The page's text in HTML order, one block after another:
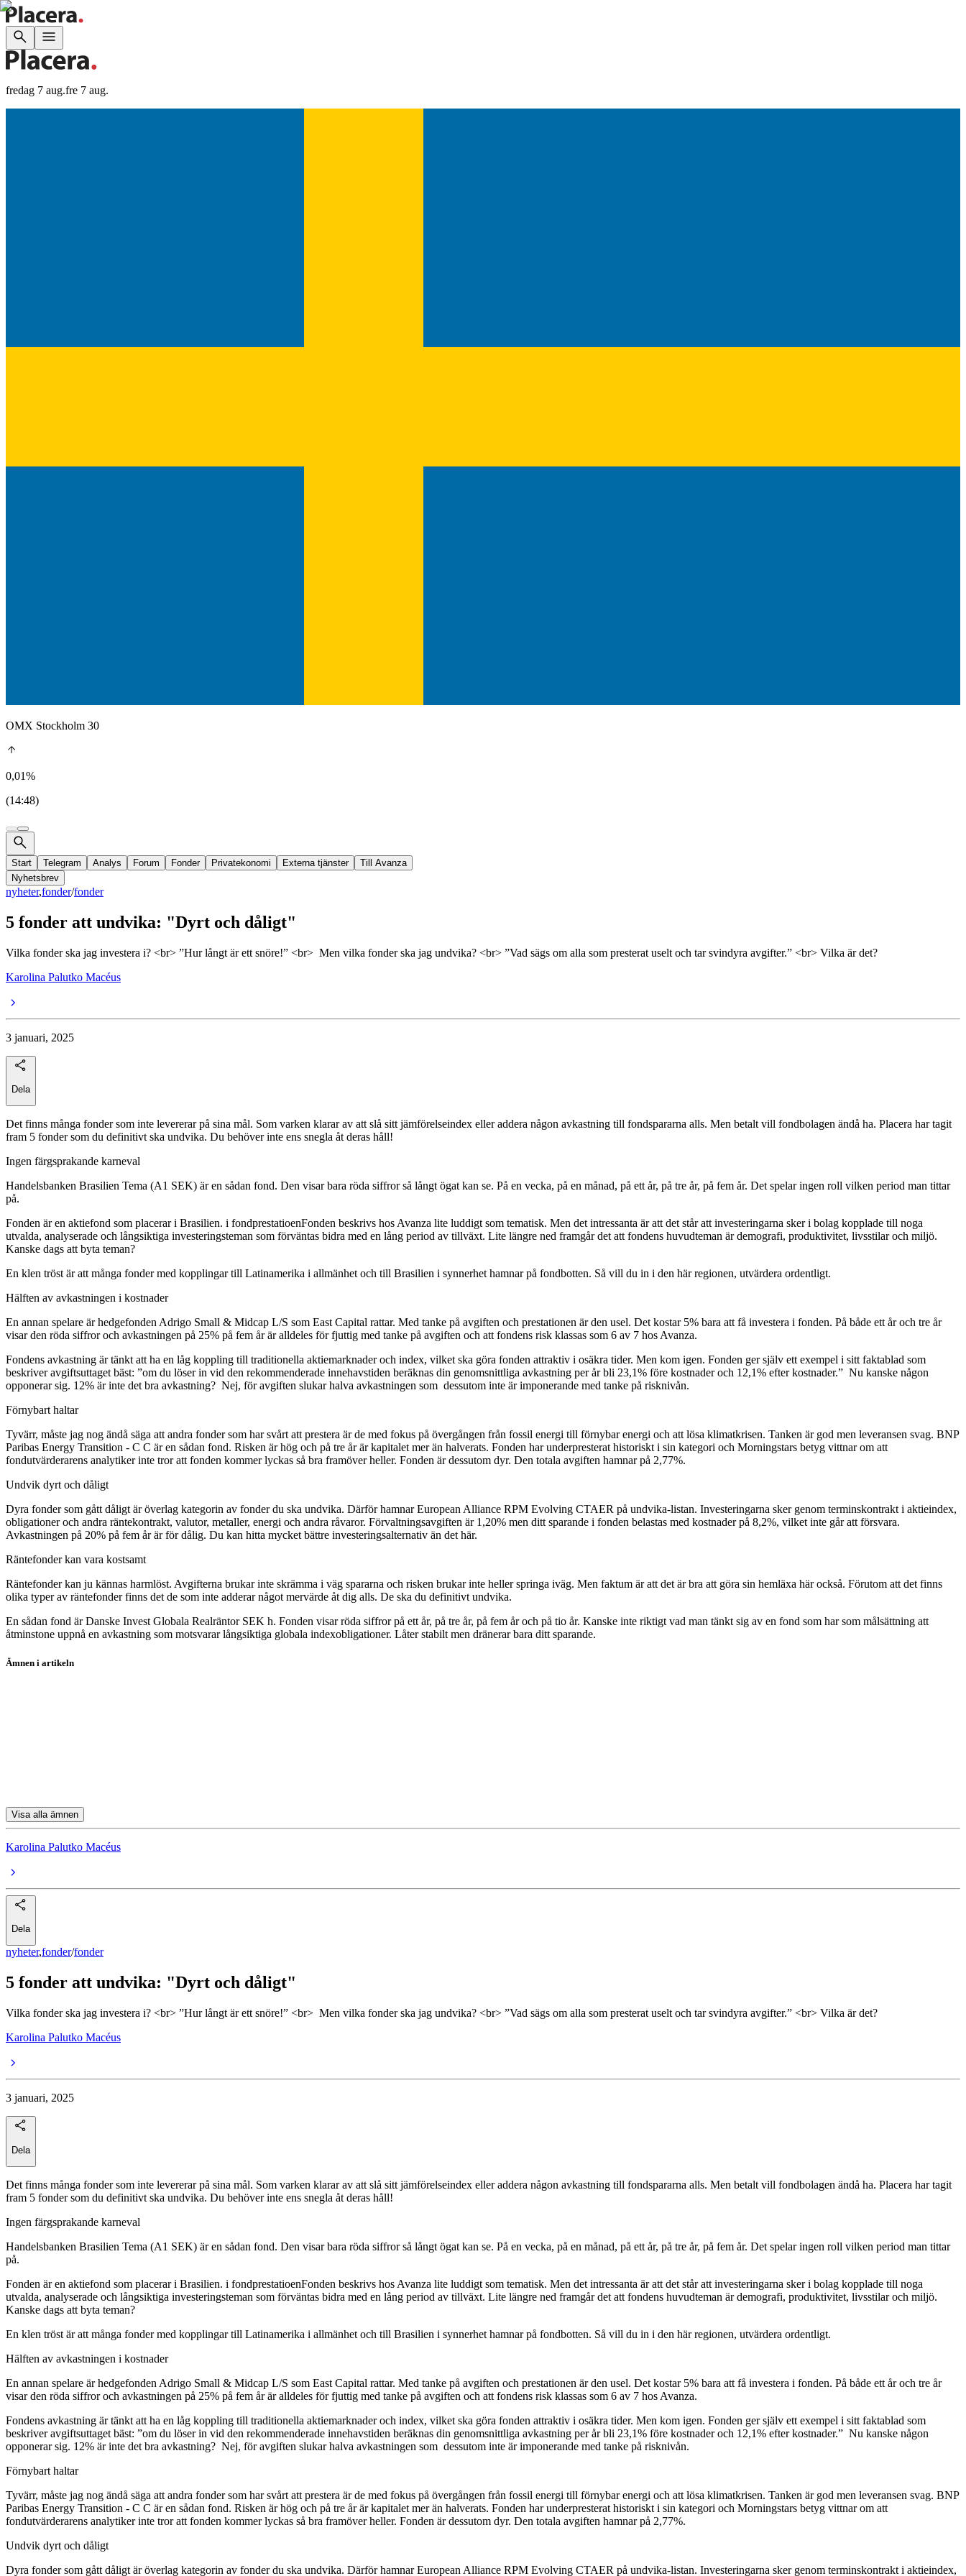
fredag 7 aug.fre 7 aug.
OMX Stockholm 30
0,01%
(14:48)
Start Telegram Analys Forum Fonder Privatekonomi Externa tjänster
Till Avanza
Nyhetsbrev
nyheter,fonder/fonder
5 fonder att undvika: "Dyrt och dåligt"
Vilka fonder ska jag investera i? <br> ”Hur långt är ett snöre!” <br> Men vilka fonder ska jag undvika? <br> ”Vad sägs om alla som presterat uselt och tar svindyra avgifter.” <br> Vilka är det?
Karolina Palutko Macéus
3 januari, 2025
Dela
Det finns många fonder som inte levererar på sina mål. Som varken klarar av att slå sitt jämförelseindex eller addera någon avkastning till fondspararna alls. Men betalt vill fondbolagen ändå ha. Placera har tagit
fram 5 fonder som du definitivt ska undvika. Du behöver inte ens snegla åt deras håll!
Ingen färgsprakande karneval
Handelsbanken Brasilien Tema (A1 SEK) är en sådan fond. Den visar bara röda siffror så långt ögat kan se. På en vecka, på en månad, på ett år, på tre år, på fem år. Det spelar ingen roll vilken period man tittar
på.
Fonden är en aktiefond som placerar i Brasilien. i fondprestatioenFonden beskrivs hos Avanza lite luddigt som tematisk. Men det intressanta är att det står att investeringarna sker i bolag kopplade till noga
utvalda, analyserade och långsiktiga investeringsteman som förväntas bidra med en lång period av tillväxt. Lite längre ned framgår det att fondens huvudteman är demografi, produktivitet, livsstilar och miljö.
Kanske dags att byta teman?
En klen tröst är att många fonder med kopplingar till Latinamerika i allmänhet och till Brasilien i synnerhet hamnar på fondbotten. Så vill du in i den här regionen, utvärdera ordentligt.
Hälften av avkastningen i kostnader
En annan spelare är hedgefonden Adrigo Small & Midcap L/S som East Capital rattar. Med tanke på avgiften och prestationen är den usel. Det kostar 5% bara att få investera i fonden. På både ett år och tre år
visar den röda siffror och avkastningen på 25% på fem år är alldeles för fjuttig med tanke på avgiften och att fondens risk klassas som 6 av 7 hos Avanza.
Fondens avkastning är tänkt att ha en låg koppling till traditionella aktiemarknader och index, vilket ska göra fonden attraktiv i osäkra tider. Men kom igen. Fonden ger själv ett exempel i sitt faktablad som
beskriver avgiftsuttaget bäst: ”om du löser in vid den rekommenderade innehavstiden beräknas din genomsnittliga avkastning per år bli 23,1% före kostnader och 12,1% efter kostnader.” Nu kanske någon
opponerar sig. 12% är inte det bra avkastning? Nej, för avgiften slukar halva avkastningen som dessutom inte är imponerande med tanke på risknivån.
Förnybart haltar
Tyvärr, måste jag nog ändå säga att andra fonder som har svårt att prestera är de med fokus på övergången från fossil energi till förnybar energi och att lösa klimatkrisen. Tanken är god men leveransen svag. BNP
Paribas Energy Transition - C C är en sådan fond. Risken är hög och på tre år är kapitalet mer än halverats. Fonden har underpresterat historiskt i sin kategori och Morningstars betyg vittnar om att
fondutvärderarens analytiker inte tror att fonden kommer lyckas så bra framöver heller. Fonden är dessutom dyr. Den totala avgiften hamnar på 2,77%.
Undvik dyrt och dåligt
Dyra fonder som gått dåligt är överlag kategorin av fonder du ska undvika. Därför hamnar European Alliance RPM Evolving CTAER på undvika-listan. Investeringarna sker genom terminskontrakt i aktieindex,
obligationer och andra räntekontrakt, valutor, metaller, energi och andra råvaror. Förvaltningsavgiften är 1,20% men ditt sparande i fonden belastas med kostnader på 8,2%, vilket inte går att försvara.
Avkastningen på 20% på fem år är för dålig. Du kan hitta mycket bättre investeringsalternativ än det här.
Räntefonder kan vara kostsamt
Räntefonder kan ju kännas harmlöst. Avgifterna brukar inte skrämma i väg spararna och risken brukar inte heller springa iväg. Men faktum är att det är bra att göra sin hemläxa här också. Förutom att det finns
olika typer av räntefonder finns det de som inte adderar något mervärde åt dig alls. De ska du definitivt undvika.
En sådan fond är Danske Invest Globala Realräntor SEK h. Fonden visar röda siffror på ett år, på tre år, på fem år och på tio år. Kanske inte riktigt vad man tänkt sig av en fond som har som målsättning att
åtminstone uppnå en avkastning som motsvarar långsiktiga globala indexobligationer. Låter stabilt men dränerar bara ditt sparande.
Ämnen i artikeln
Visa alla ämnen
Karolina Palutko Macéus
Dela
nyheter,fonder/fonder
5 fonder att undvika: "Dyrt och dåligt"
Vilka fonder ska jag investera i? <br> ”Hur långt är ett snöre!” <br> Men vilka fonder ska jag undvika? <br> ”Vad sägs om alla som presterat uselt och tar svindyra avgifter.” <br> Vilka är det?
Karolina Palutko Macéus
3 januari, 2025
Dela
Det finns många fonder som inte levererar på sina mål. Som varken klarar av att slå sitt jämförelseindex eller addera någon avkastning till fondspararna alls. Men betalt vill fondbolagen ändå ha. Placera har tagit
fram 5 fonder som du definitivt ska undvika. Du behöver inte ens snegla åt deras håll!
Ingen färgsprakande karneval
Handelsbanken Brasilien Tema (A1 SEK) är en sådan fond. Den visar bara röda siffror så långt ögat kan se. På en vecka, på en månad, på ett år, på tre år, på fem år. Det spelar ingen roll vilken period man tittar
på.
Fonden är en aktiefond som placerar i Brasilien. i fondprestatioenFonden beskrivs hos Avanza lite luddigt som tematisk. Men det intressanta är att det står att investeringarna sker i bolag kopplade till noga
utvalda, analyserade och långsiktiga investeringsteman som förväntas bidra med en lång period av tillväxt. Lite längre ned framgår det att fondens huvudteman är demografi, produktivitet, livsstilar och miljö.
Kanske dags att byta teman?
En klen tröst är att många fonder med kopplingar till Latinamerika i allmänhet och till Brasilien i synnerhet hamnar på fondbotten. Så vill du in i den här regionen, utvärdera ordentligt.
Hälften av avkastningen i kostnader
En annan spelare är hedgefonden Adrigo Small & Midcap L/S som East Capital rattar. Med tanke på avgiften och prestationen är den usel. Det kostar 5% bara att få investera i fonden. På både ett år och tre år
visar den röda siffror och avkastningen på 25% på fem år är alldeles för fjuttig med tanke på avgiften och att fondens risk klassas som 6 av 7 hos Avanza.
Fondens avkastning är tänkt att ha en låg koppling till traditionella aktiemarknader och index, vilket ska göra fonden attraktiv i osäkra tider. Men kom igen. Fonden ger själv ett exempel i sitt faktablad som
beskriver avgiftsuttaget bäst: ”om du löser in vid den rekommenderade innehavstiden beräknas din genomsnittliga avkastning per år bli 23,1% före kostnader och 12,1% efter kostnader.” Nu kanske någon
opponerar sig. 12% är inte det bra avkastning? Nej, för avgiften slukar halva avkastningen som dessutom inte är imponerande med tanke på risknivån.
Förnybart haltar
Tyvärr, måste jag nog ändå säga att andra fonder som har svårt att prestera är de med fokus på övergången från fossil energi till förnybar energi och att lösa klimatkrisen. Tanken är god men leveransen svag. BNP
Paribas Energy Transition - C C är en sådan fond. Risken är hög och på tre år är kapitalet mer än halverats. Fonden har underpresterat historiskt i sin kategori och Morningstars betyg vittnar om att
fondutvärderarens analytiker inte tror att fonden kommer lyckas så bra framöver heller. Fonden är dessutom dyr. Den totala avgiften hamnar på 2,77%.
Undvik dyrt och dåligt
Dyra fonder som gått dåligt är överlag kategorin av fonder du ska undvika. Därför hamnar European Alliance RPM Evolving CTAER på undvika-listan. Investeringarna sker genom terminskontrakt i aktieindex,